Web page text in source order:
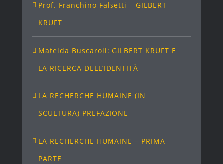
Prof. Franchino Falsetti – GILBERT
KRUFT
Matelda Buscaroli: GILBERT KRUFT E
LA RICERCA DELL’IDENTITÀ
LA RECHERCHE HUMAINE (IN
SCULTURA) PREFAZIONE
LA RECHERCHE HUMAINE – PRIMA
PARTE